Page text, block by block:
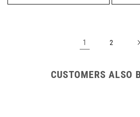
1 2
CUSTOMERS ALSO